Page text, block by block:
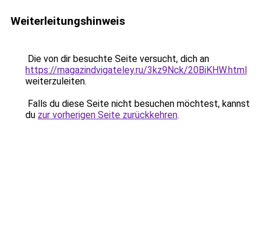
Weiterleitungshinweis
Die von dir besuchte Seite versucht, dich an
https://magazindvigateley.ru/3kz9Nck/20BiKHW.html
weiterzuleiten.
Falls du diese Seite nicht besuchen möchtest, kannst
du zur vorherigen Seite zurückkehren.